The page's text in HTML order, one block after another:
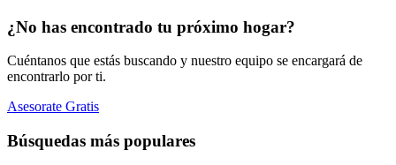
¿No has encontrado tu próximo hogar?
Cuéntanos que estás buscando y nuestro equipo se encargará de
encontrarlo por ti.
Asesorate Gratis
Búsquedas más populares